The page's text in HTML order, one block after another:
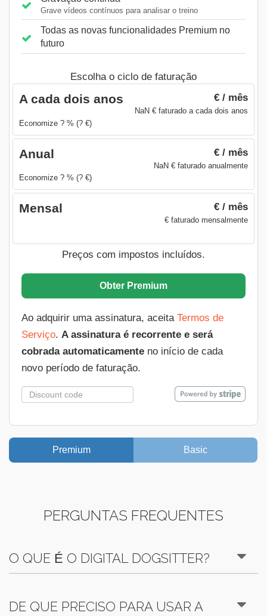
Grave vídeos contínuos para analisar o treino
Todas as novas funcionalidades Premium no
futuro
Escolha o ciclo de faturação
A cada dois anos € / mês
NaN € faturado a cada dois anos
Economize ? % (? €)
Anual € / mês
NaN € faturado anualmente
Economize ? % (? €)
Mensal € / mês
€ faturado mensalmente
Preços com impostos incluídos.
Obter Premium
Ao adquirir uma assinatura, aceita Termos de
Serviço. A assinatura é recorrente e será
cobrada automaticamente no início de cada
novo período de faturação.
Premium Basic
PERGUNTAS FREQUENTES
O QUE É O DIGITAL DOGSITTER?
DE QUE PRECISO PARA USAR A